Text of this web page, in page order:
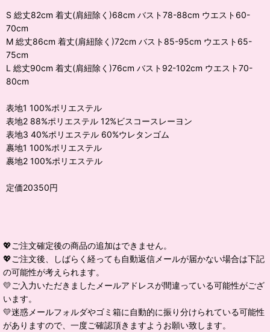
S 総丈82cm 着丈(肩紐除く)68cm バスト78-88cm ウエスト60-
70cm
M 総丈86cm 着丈(肩紐除く)72cm バスト85-95cm ウエスト65-
75cm
L 総丈90cm 着丈(肩紐除く)76cm バスト92-102cm ウエスト70-
80cm
表地1 100%ポリエステル
表地2 88%ポリエステル 12%ビスコースレーヨン
表地3 40%ポリエステル 60%ウレタンゴム
裹地1 100%ポリエステル
裹地2 100%ポリエステル
定価20350円
💖ご注文確定後の商品の追加はできません。
💖ご注文後、しばらく経っても自動返信メールが届かない場合は下記
の可能性が考えられます。
💛ご入力いただきましたメールアドレスが間違っている可能性がござ
います。
💛迷惑メールフォルダやゴミ箱に自動的に振り分けられている可能性
がありますので、一度ご確認頂きますようお願い致します。